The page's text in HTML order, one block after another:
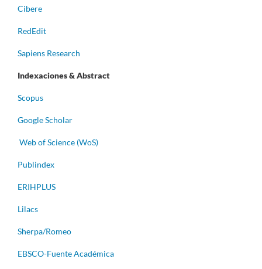
Cibere
RedEdit
Sapiens Research
Indexaciones & Abstract
Scopus
Google Scholar
Web of Science (WoS)
Publindex
ERIHPLUS
Lilacs
Sherpa/Romeo
EBSCO-Fuente Académica